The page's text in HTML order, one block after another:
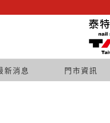
新消息 門市資訊